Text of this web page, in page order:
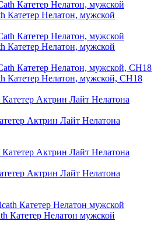
Катетер Нелатон, мужской
Катетер Нелатон, мужской
Катетер Нелатон, мужской, CH18
Актрин Лайт Нелатона
Актрин Лайт Нелатона
Катетер Нелатон мужской